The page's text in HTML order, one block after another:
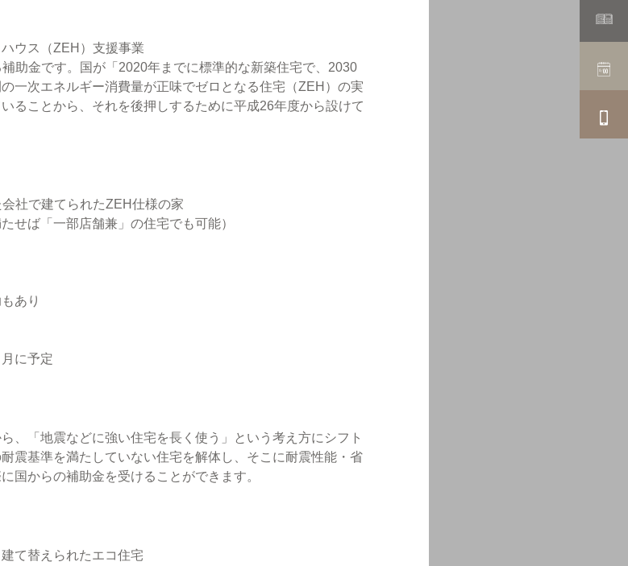
ウス（ZEH）支援事業
助金です。国が「2020年までに標準的な新築住宅で、2030
一次エネルギー消費量が正味でゼロとなる住宅（ZEH）の実
ることから、それを後押しするために平成26年度から設けて
社で建てられたZEH仕様の家
せば「一部店舗兼」の住宅でも可能）
あり
に予定
、「地震などに強い住宅を長く使う」という考え方にシフト
震基準を満たしていない住宅を解体し、そこに耐震性能・省
国からの補助金を受けることができます。
て替えられたエコ住宅